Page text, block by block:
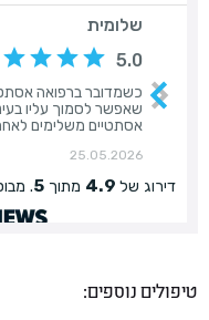
טיפולים נוספים: